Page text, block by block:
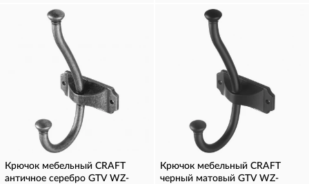
Крючок мебельный CRAFT
античное серебро GTV WZ-
Крючок мебельный CRAFT
черный матовый GTV WZ-